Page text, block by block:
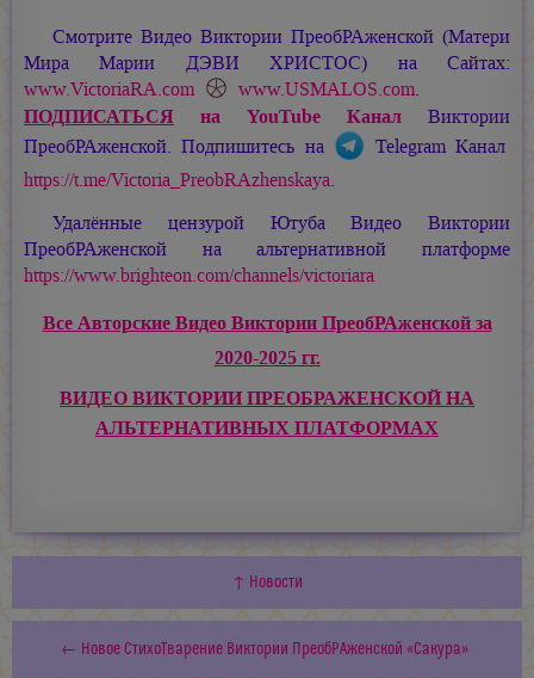
Смотрите Видео Виктории ПреобРАженской (Матери
МираМарии ДЭВИ ХРИСТОС) на Сайтах:
www.VictoriaRA.com
www.USMALOS.com.
ПОДПИСАТЬСЯ на YouTube Канал Виктории
ПреобРАженской. Подпишитесь на
Telegram Канал
https://t.me/Victoria_PreobRAzhenskaya.
Удалённые цензурой Ютуба Видео Виктории
ПреобРАженской на альтернативной платформе
https://www.brighteon.com/channels/victoriara
Все Авторские Видео Виктории ПреобРАженской за
2020-2025 гг.
ВИДЕО ВИКТОРИИ ПРЕОБРАЖЕНСКОЙ НА
АЛЬТЕРНАТИВНЫХ ПЛАТФОРМАХ
↑ Новости
← Новое СтихоТварение Виктории ПреобРАженской «Сакура»